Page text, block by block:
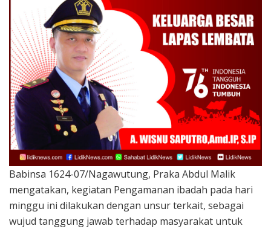
Babinsa 1624-07/Nagawutung, Praka Abdul Malik
mengatakan, kegiatan Pengamanan ibadah pada hari
minggu ini dilakukan dengan unsur terkait, sebagai
wujud tanggung jawab terhadap masyarakat untuk